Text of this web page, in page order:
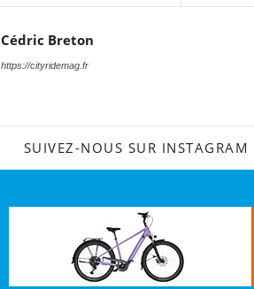
Cédric Breton
https://cityridemag.fr
SUIVEZ-NOUS SUR INSTAGRAM